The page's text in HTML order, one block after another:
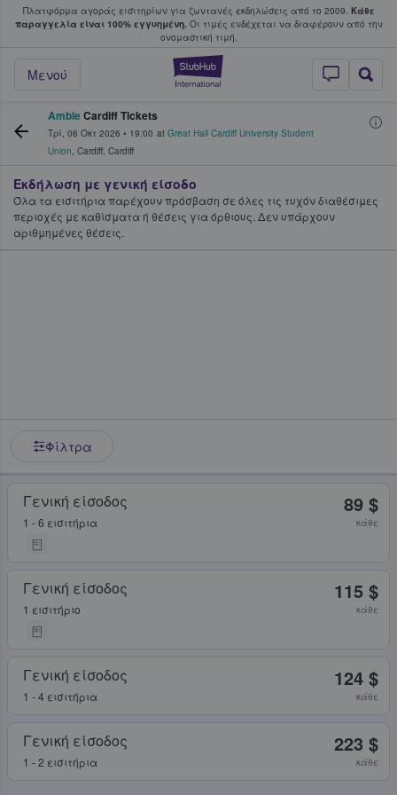
Πλατφόρμα αγοράς εισιτηρίων για ζωντανές εκδηλώσεις από το 2009. Κάθε
παραγγελία είναι 100% εγγυημένη. Οι τιμές ενδέχεται να διαφέρουν από την
oνομαστική τιμή.
StubHub - Όπου
Μενού
φαν αγοράζουν και πουλούν
AmbleCardiff Tickets
Τρί, 06 Οκτ 2026 • 19:00 at Great Hall Cardiff University Student
Union, Cardiff, Cardiff
Εκδήλωση με γενική είσοδο
Όλα τα εισιτήρια παρέχουν πρόσβαση σε όλες τις τυχόν διαθέσιμες
περιοχές με καθίσματα ή θέσεις για όρθιους. Δεν υπάρχουν
αριθμημένες θέσεις.
Φίλτρα
Γενική είσοδος
1 - 6 εισιτήρια
89 $
κάθε
Γενική είσοδος
1 εισιτήριο
115 $
κάθε
Γενική είσοδος
1 - 4 εισιτήρια
124 $
κάθε
Γενική είσοδος
1 - 2 εισιτήρια
223 $
κάθε